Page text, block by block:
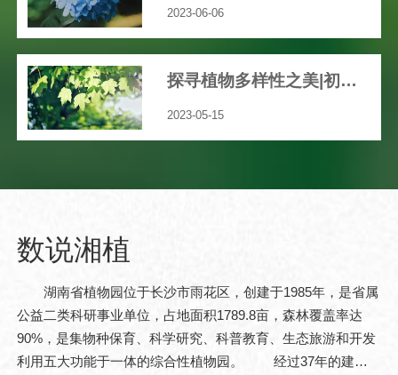
2023-06-06
探寻植物多样性之美|初夏，我们身边那些绚丽多彩的草本花卉
2023-05-15
数说湘植
湖南省植物园位于长沙市雨花区，创建于1985年，是省属
公益二类科研事业单位，占地面积1789.8亩，森林覆盖率达
90%，是集物种保育、科学研究、科普教育、生态旅游和开发
利用五大功能于一体的综合性植物园。 经过37年的建